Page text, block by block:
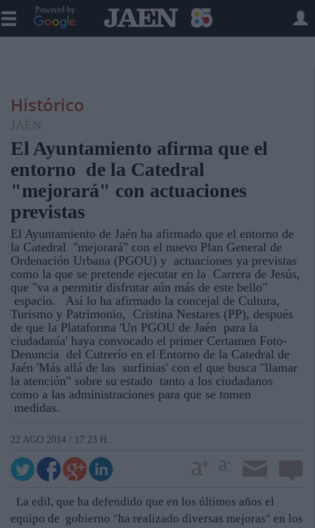
Powered by
Histórico
JAÉN
El Ayuntamiento afirma que el
entorno de la Catedral
"mejorará" con actuaciones
previstas
El Ayuntamiento de Jaén ha afirmado que el entorno de
la Catedral "mejorará" con el nuevo Plan General de
Ordenación Urbana (PGOU) y actuaciones ya previstas
como la que se pretende ejecutar en la Carrera de Jesús,
que "va a permitir disfrutar aún más de este bello"
espacio. Así lo ha afirmado la concejal de Cultura,
Turismo y Patrimonio, Cristina Nestares (PP), después
de que la Plataforma 'Un PGOU de Jaén para la
ciudadanía' haya convocado el primer Certamen Foto-
Denuncia del Cutrerío en el Entorno de la Catedral de
Jaén 'Más allá de las surfinias' con el que busca "llamar
la atención" sobre su estado tanto a los ciudadanos
como a las administraciones para que se tomen
medidas.
22 AGO 2014 / 17:23 H.
La edil, que ha defendido que en los últimos años el
equipo de gobierno "ha realizado diversas mejoras" en los